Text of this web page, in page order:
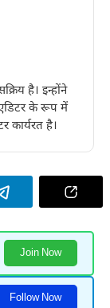
है। इन्होंने
के रूप में
कार्यरत है।
Join Now
Follow Now